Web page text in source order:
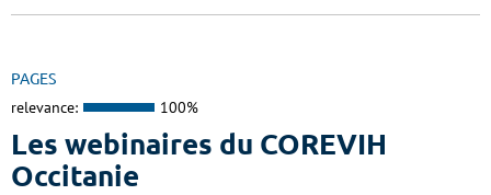
PAGES
relevance: 100%
Les webinaires du COREVIH
Occitanie